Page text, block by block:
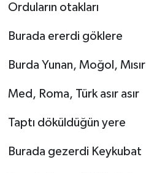
Orduların otakları
Burada ererdi göklere
Burda Yunan, Moğol, Mısır
Med, Roma, Türk asır asır
Taptı döküldüğün yere
Burada gezerdi Keykubat
Dünya Haberleri
Yerel Haberler